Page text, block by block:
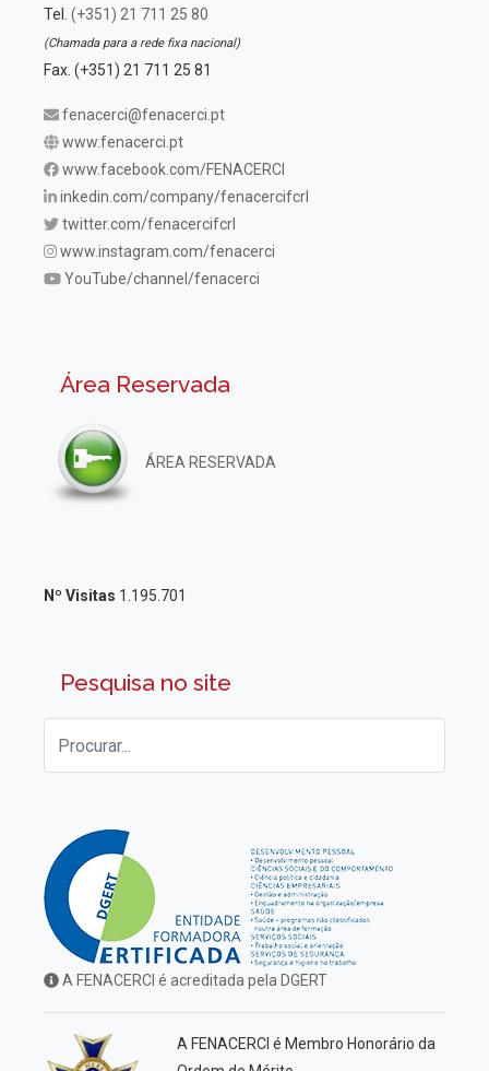
Tel. (+351) 21 711 25 80
(Chamada para a rede fixa nacional)
Fax. (+351) 21 711 25 81
fenacerci@fenacerci.pt
www.fenacerci.pt
www.facebook.com/FENACERCI
inkedin.com/company/fenacercifcrl
twitter.com/fenacercifcrl
www.instagram.com/fenacerci
YouTube/channel/fenacerci
Área Reservada
ÁREA RESERVADA
Nº Visitas 1.195.701
Pesquisa no site
A FENACERCI é acreditada pela DGERT
A FENACERCI é Membro Honorário da